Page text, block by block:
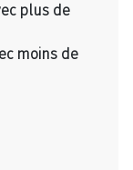
plus de
moins de